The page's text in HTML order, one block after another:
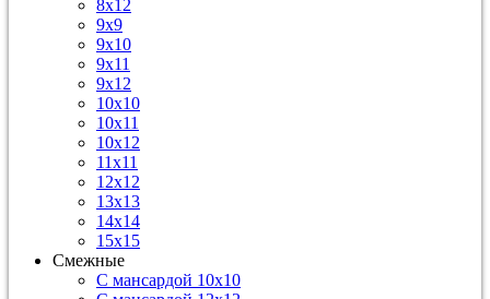
8х12
9х9
9х10
9х11
9х12
10х10
10х11
10х12
11х11
12х12
13х13
14х14
15х15
Смежные
С мансардой 10х10